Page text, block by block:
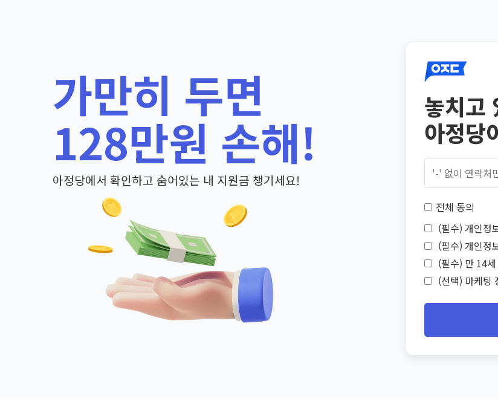
가만히 두면
128만원 손해!
아정당에서 확인하고 숨어있는 내 지원금 챙기세요!
놓치고
아정당
전체 동의
(필수) 개인정
(필수) 개인정
(필수) 만 14
(선택) 마케팅